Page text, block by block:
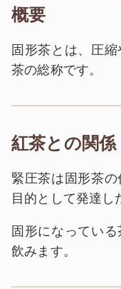
概要
固形茶とは、圧
茶の総称です。
紅茶との関係
緊圧茶は固形茶
目的として発達し
固形になってい
飲みます。